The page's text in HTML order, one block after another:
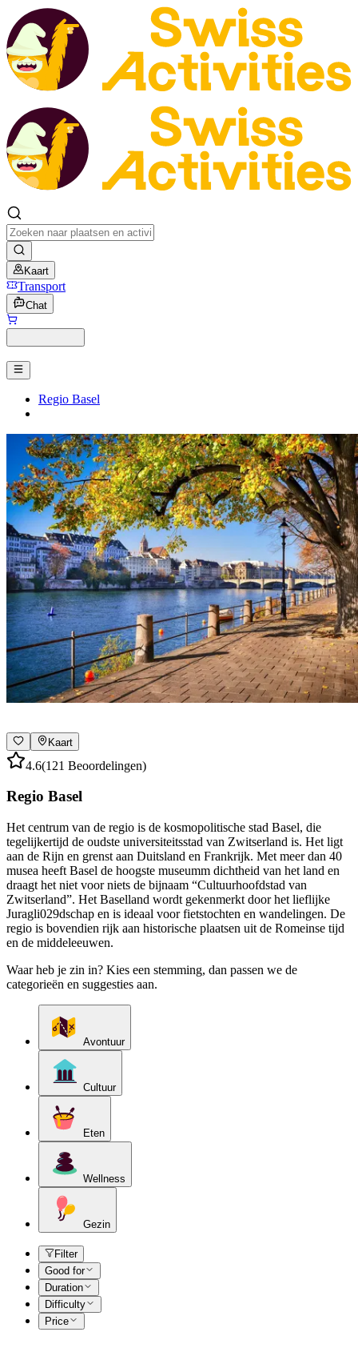
Kaart
Transport
Chat
Regio Basel
Kaart
4.6(121 Beoordelingen)
Regio Basel
Het centrum van de regio is de kosmopolitische stad Basel, die
tegelijkertijd de oudste universiteitsstad van Zwitserland is. Het ligt
aan de Rijn en grenst aan Duitsland en Frankrijk. Met meer dan 40
musea heeft Basel de hoogste museumm dichtheid van het land en
draagt het niet voor niets de bijnaam “Cultuurhoofdstad van
Zwitserland”. Het Baselland wordt gekenmerkt door het lieflijke
Juragli029dschap en is ideaal voor fietstochten en wandelingen. De
regio is bovendien rijk aan historische plaatsen uit de Romeinse tijd
en de middeleeuwen.
Waar heb je zin in? Kies een stemming, dan passen we de
categorieën en suggesties aan.
Avontuur
Cultuur
Eten
Wellness
Gezin
Filter
Good for
Duration
Difficulty
Price